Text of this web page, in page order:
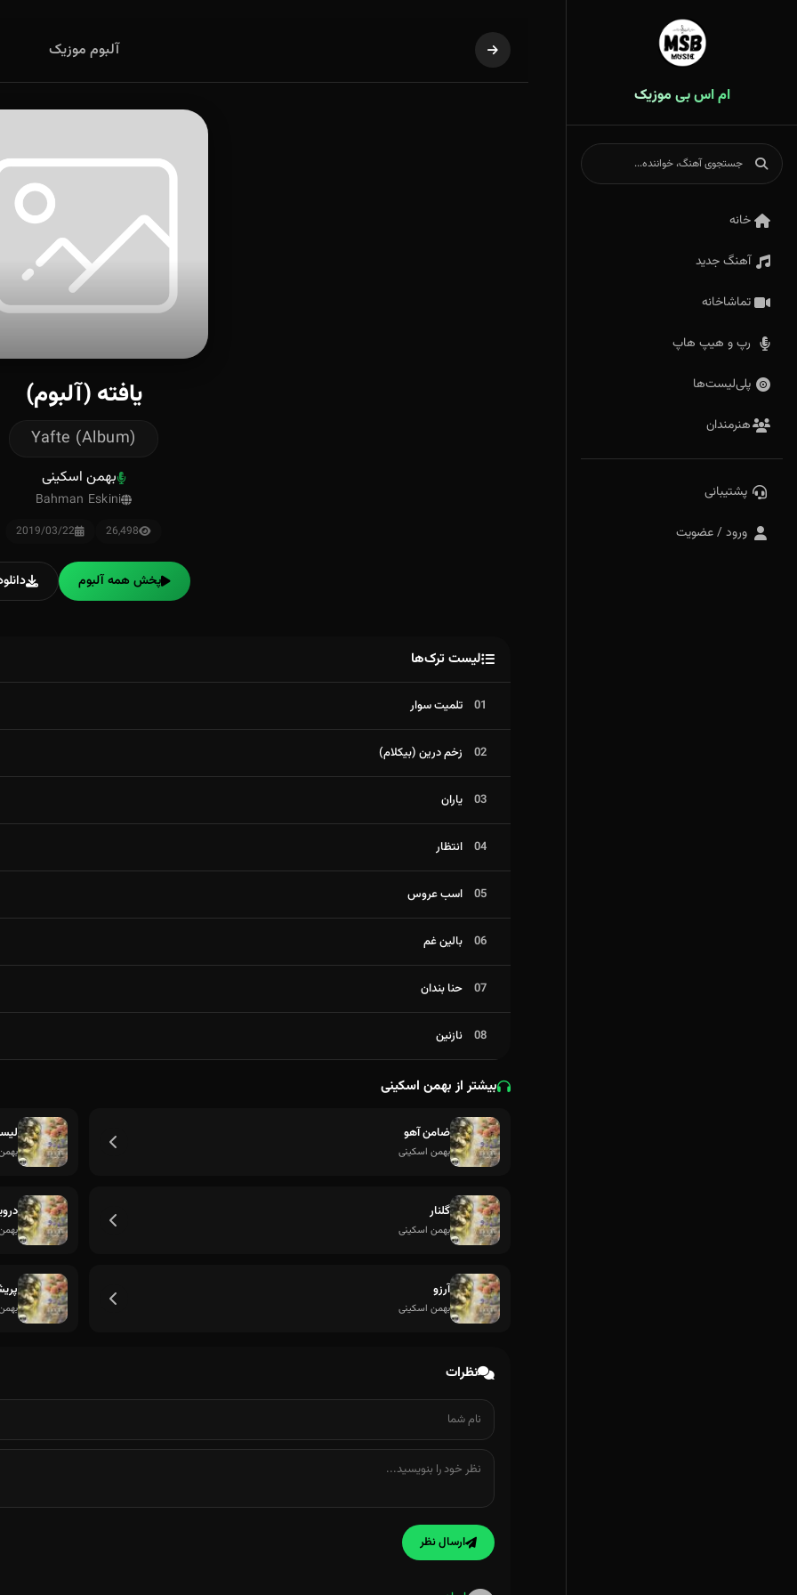
ام اس بی موزیک
خانه
آهنگ جدید
تماشاخانه
رپ و هیپ هاپ
پلی‌لیست‌ها
هنرمندان
پشتیبانی
ورود / عضویت
آلبوم موزیک
یافته (آلبوم)
Yafte (Album)
بهمن اسکینی
Bahman Eskini
26,498
2019/03/22
پخش همه آلبوم
لیست ترک‌ها
01 تلمیت سوار
02 زخم درین (بیکلام)
03 یاران
04 انتظار
05 اسب عروس
06 بالین غم
07 حنا بندان
08 نازنین
بیشتر از بهمن اسکینی
ضامن آهو
بهمن اسکینی
گلنار
بهمن اسکینی
آرزو
بهمن اسکینی
نظرات
ارسال نظر